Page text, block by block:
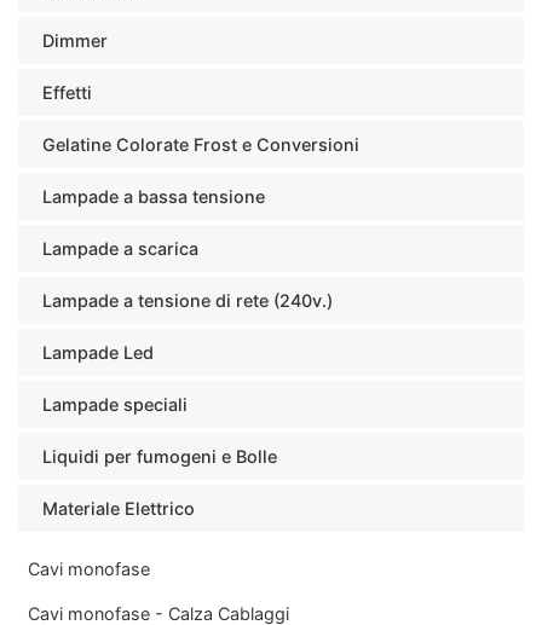
Dimmer
Effetti
Gelatine Colorate Frost e Conversioni
Lampade a bassa tensione
Lampade a scarica
Lampade a tensione di rete (240v.)
Lampade Led
Lampade speciali
Liquidi per fumogeni e Bolle
Materiale Elettrico
Cavi monofase
Cavi monofase - Calza Cablaggi